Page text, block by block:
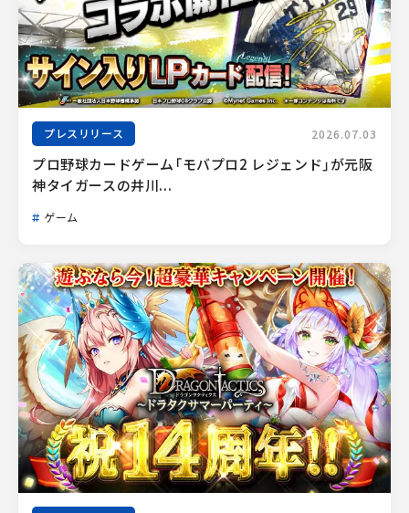
プレスリリース 2026.07.03
プロ野球カードゲーム「モバプロ2 レジェンド」が元阪
神タイガースの井川...
ゲーム